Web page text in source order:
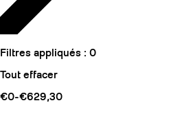
Filtres appliqués : 0
Tout effacer
€0-€629,30